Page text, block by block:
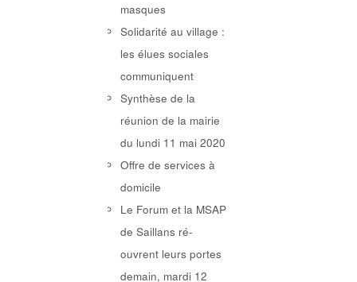
masques
Solidarité au village :
les élues sociales
communiquent
Synthèse de la
réunion de la mairie
du lundi 11 mai 2020
Offre de services à
domicile
Le Forum et la MSAP
de Saillans ré-
ouvrent leurs portes
demain, mardi 12